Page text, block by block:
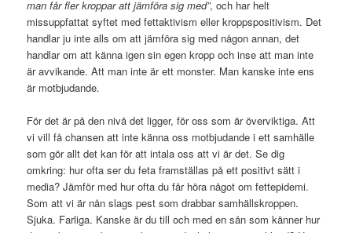
man får fler kroppar att jämföra sig med”, och har helt
missuppfattat syftet med fettaktivism eller kroppspositivism. Det
handlar ju inte alls om att jämföra sig med någon annan, det
handlar om att känna igen sin egen kropp och inse att man inte
är avvikande. Att man inte är ett monster. Man kanske inte ens
är motbjudande.
För det är på den nivå det ligger, för oss som är överviktiga. Att
vi vill få chansen att inte känna oss motbjudande i ett samhälle
som gör allt det kan för att intala oss att vi är det. Se dig
omkring: hur ofta ser du feta framställas på ett positivt sätt i
media? Jämför med hur ofta du får höra något om fettepidemi.
Som att vi är nån slags pest som drabbar samhällskroppen.
Sjuka. Farliga. Kanske är du till och med en sån som känner hur